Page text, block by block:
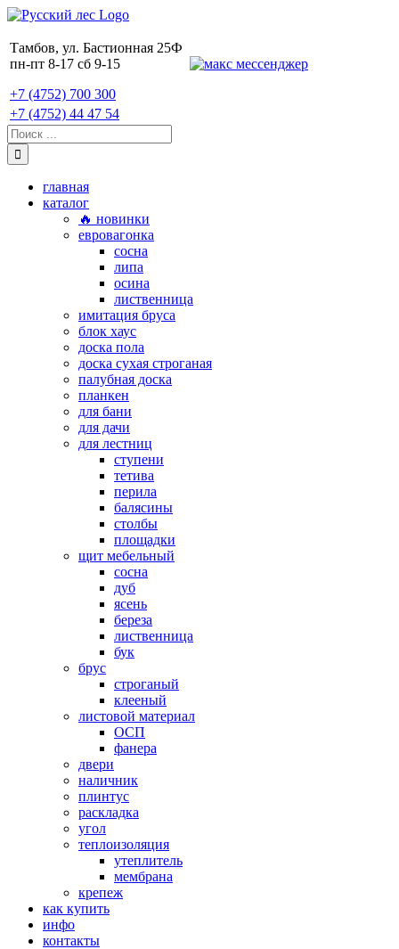
Skip
content
Тамбов, ул. Бастионная 25Ф
пн-пт 8-17 сб 9-15
+7 (4752) 700 300
+7 (4752) 44 47 54
Поиск:
главная
каталог
🔥 новинки
евровагонка
сосна
липа
осина
лиственница
имитация бруса
блок хаус
доска пола
доска сухая строганая
палубная доска
планкен
для бани
для дачи
для лестниц
ступени
тетива
перила
балясины
столбы
площадки
щит мебельный
сосна
дуб
ясень
береза
лиственница
бук
брус
строганый
клееный
листовой материал
ОСП
фанера
двери
наличник
плинтус
раскладка
угол
теплоизоляция
утеплитель
мембрана
крепеж
как купить
инфо
контакты